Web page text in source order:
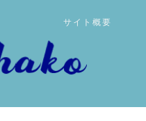
サイト概要